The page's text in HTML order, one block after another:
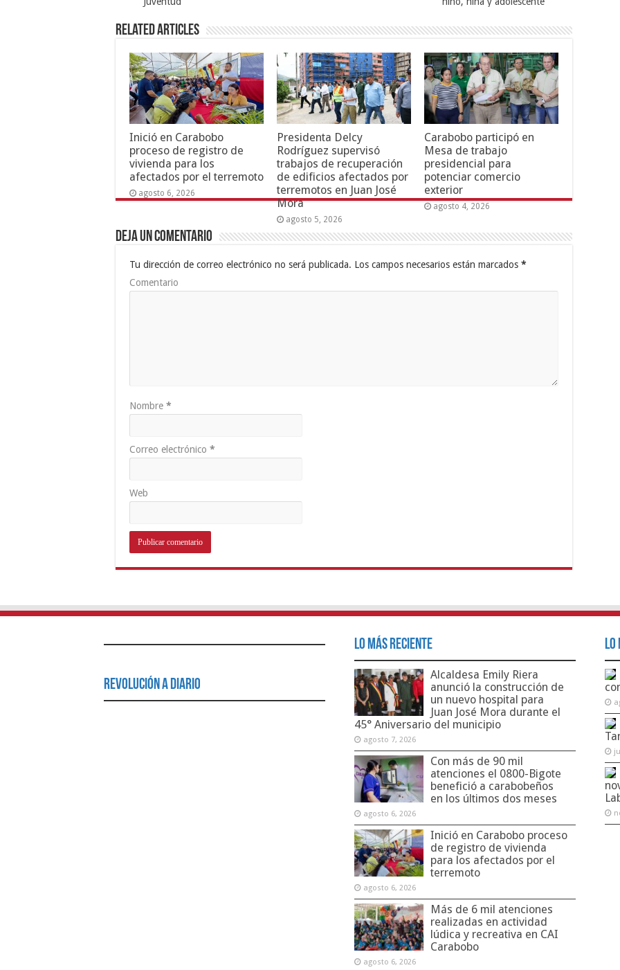
Related Articles
Inició en Carabobo
proceso de registro de
vivienda para los
afectados por el terremoto
agosto 6, 2026
Presidenta Delcy
Rodríguez supervisó
trabajos de recuperación
de edificios afectados por
terremotos en Juan José
Mora
agosto 5, 2026
Carabobo participó en
Mesa de trabajo
presidencial para
potenciar comercio
exterior
agosto 4, 2026
Deja un comentario
Tu dirección de correo electrónico no será publicada. Los campos necesarios están marcados *
Comentario
Nombre *
Correo electrónico *
Web
Revolución a Diario
Lo Más Reciente
Alcaldesa Emily Riera
anunció la construcción de
un nuevo hospital para
Juan José Mora durante el
45° Aniversario del municipio
agosto 7, 2026
Con más de 90 mil
atenciones el 0800-Bigote
benefició a carabobeños
en los últimos dos meses
agosto 6, 2026
Inició en Carabobo proceso
de registro de vivienda
para los afectados por el
terremoto
agosto 6, 2026
Más de 6 mil atenciones
realizadas en actividad
lúdica y recreativa en CAI
Carabobo
agosto 6, 2026
Lo